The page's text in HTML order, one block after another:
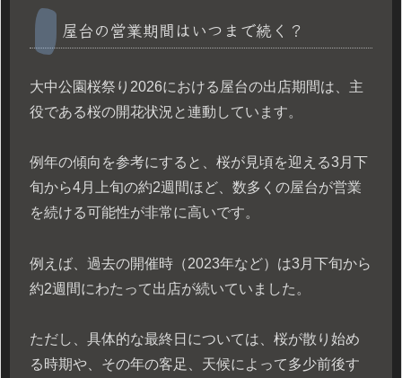
屋台の営業期間はいつまで続く？
大中公園桜祭り2026における屋台の出店期間は、主
役である桜の開花状況と連動しています。
例年の傾向を参考にすると、桜が見頃を迎える3月下
旬から4月上旬の約2週間ほど、数多くの屋台が営業
を続ける可能性が非常に高いです。
例えば、過去の開催時（2023年など）は3月下旬から
約2週間にわたって出店が続いていました。
ただし、具体的な最終日については、桜が散り始め
る時期や、その年の客足、天候によって多少前後す